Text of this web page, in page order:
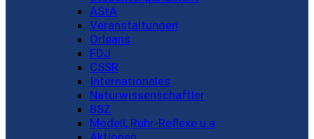
AStA
Veranstaltungen
Orleans
FDJ
CSSR
Internationales
Naturwissenschaftler
BSZ
Modell, Ruhr-Reflexe u.a